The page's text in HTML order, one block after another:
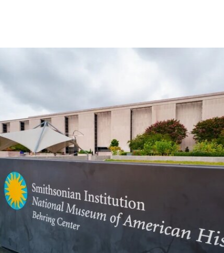
艺术总监、阿联酋策展人胡尔·卡西米（Hoor Al
Qasimi）因被认为偏袒支持巴勒斯坦的参展艺术家
作为2028年悉尼双年展艺术总监，刘祺丰表示，他
计划在展览筹备阶段与澳大利亚原住民社群展开交
流。他在接受《艺术新闻》采访时表示：“原住民社
群对我策展实践的重要影响之一，在于他们让我思
考的时间跨度不再局限于双年展的三个月，而是将
视野扩展至数十万年的时间尺度。”
除了领导新加坡双年展外，刘祺丰还曾担任新加坡
艺术节艺术总监，以及香港西九龙文化区管理局戏